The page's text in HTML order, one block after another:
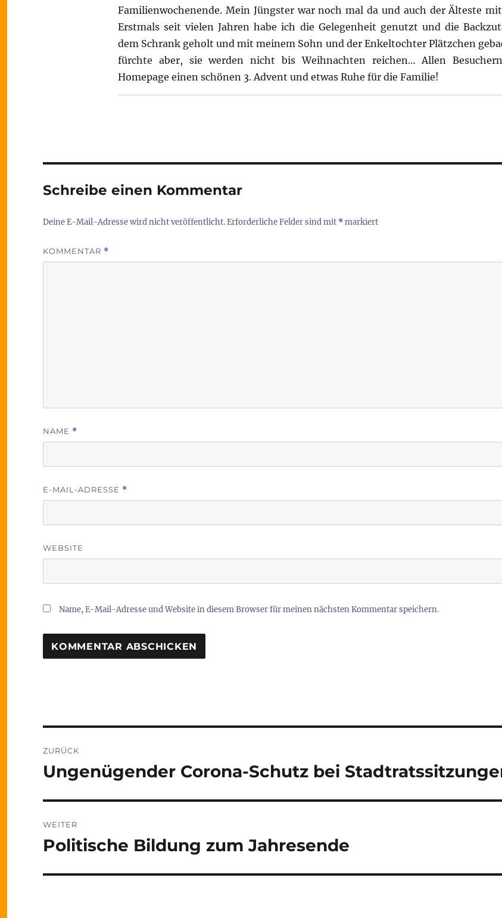
Familienwochenende. Mein Jüngster war noch mal da und auch der Älteste
Erstmals seit vielen Jahren habe ich die Gelegenheit genutzt und die
dem Schrank geholt und mit meinem Sohn und der Enkeltochter Plätzchen
fürchte aber, sie werden nicht bis Weihnachten reichen… Allen
Homepage einen schönen 3. Advent und etwas Ruhe für die Familie!
Schreibe einen Kommentar
Deine E-Mail-Adresse wird nicht veröffentlicht.Erforderliche Felder sind mit *markiert
KOMMENTAR *
NAME *
E-MAIL-ADRESSE *
WEBSITE
Name, E-Mail-Adresse und Website in diesem Browser für meinen nächsten Kommentar speichern.
ZURÜCK
Vorheriger
Ungenügender Corona-Schutz bei
WEITER
Nächster
Politische Bildung zum Jahresende